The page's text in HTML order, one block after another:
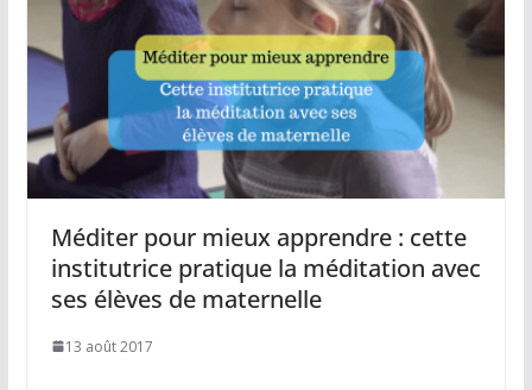
Méditer pour mieux apprendre : cette
institutrice pratique la méditation avec
ses élèves de maternelle
13 août 2017